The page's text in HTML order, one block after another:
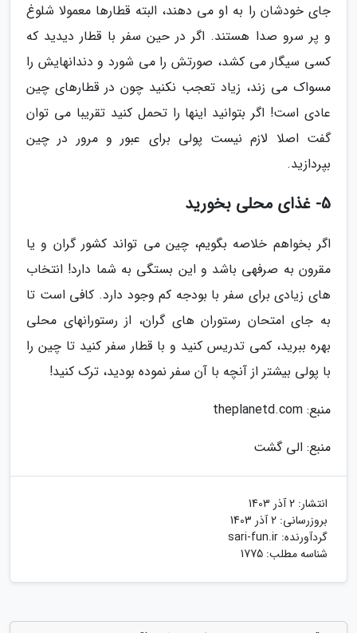
جای خودشان را به او می دهند، البته قطارها معمولا شلوغ
و پر سرو صدا هستند. اگر در حین سفر با قطار دیدید که
کسی سیگار می کشد، صورتش را می شورد و دندانهایش را
مسواک می زند، زیاد تعجب نکنید چون در قطارهای چین
عادی است! اگر بتوانید اینها را تحمل کنید تقریبا می توان
گفت اصلا لازم نیست پولی برای عبور و مرور در چین
بپردازید.
5- غذای محلی بخورید
اگر بخواهم خلاصه بگویم، چین می تواند کشور گران و یا
مقرون به صرفهی باشد و این بستگی به شما دارد! انتخاب
های زیادی برای سفر با بودجه کم وجود دارد. کافی است تا
به جای امتحان رستوران های گران، از رستورانهای محلی
بهره ببرید، کمی تدریس کنید و با قطار سفر کنید تا چین را
با پولی بیشتر از آنچه با آن سفر نموده بودید، ترک کنید!
منبع: theplanetd.com
منبع: الی گشت
انتشار: 2 آذر 1403
بروزرسانی: 2 آذر 1403
گردآورنده: sari-fun.ir
شناسه مطلب: 1775